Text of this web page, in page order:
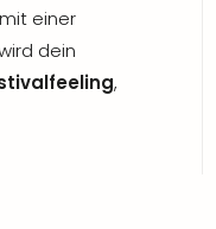
einer
dein
,